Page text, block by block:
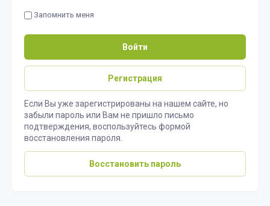
Запомнить меня
Войти
Регистрация
Если Вы уже зарегистрированы на нашем сайте, но
забыли пароль или Вам не пришло письмо
подтверждения, воспользуйтесь формой
восстановления пароля.
Восстановить пароль